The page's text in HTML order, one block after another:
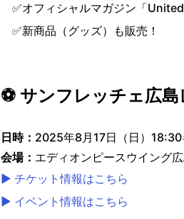
✅オフィシャルマガジン「
✅新商品（グッズ）も販売！
⚽ サンフレッチェ広
日時： 2025年8月17日（日）18:30
会場： エディオンピースウイング
▶ チケット情報はこちら
▶ イベント情報はこちら